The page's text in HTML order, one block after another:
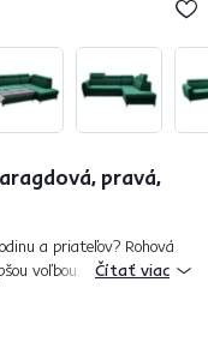
pravá,
a priateľov? Rohová
voľbou. Na čalúnenie
smarag...
Čítať viac